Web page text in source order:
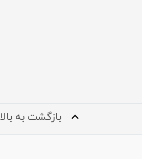
بازگشت به بالا